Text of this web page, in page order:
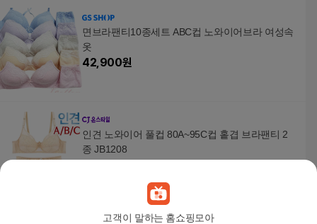
고객이 말하는 홈쇼핑모아
면브라팬티10종세트 ABC컵 노와이어브라 여성속
옷
42,900원
인견 노와이어 풀컵 80A~95C컵 홑겹 브라팬티 2
종 JB1208